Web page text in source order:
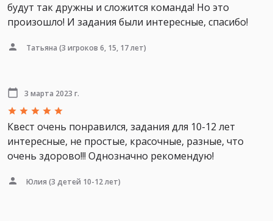
будут так дружны и сложится команда! Но это
произошло! И задания были интересные, спасибо!
Татьяна (3 игроков 6, 15, 17 лет)
3 марта 2023 г.
Квест очень понравился, задания для 10-12 лет
интересные, не простые, красочные, разные, что
очень здорово!!! Однозначно рекомендую!
Юлия (3 детей 10-12 лет)